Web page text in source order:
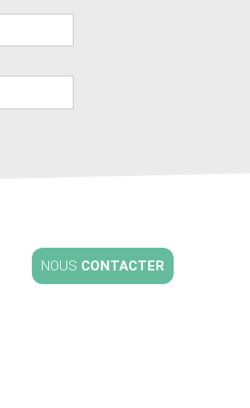
NOUS CONTACTER